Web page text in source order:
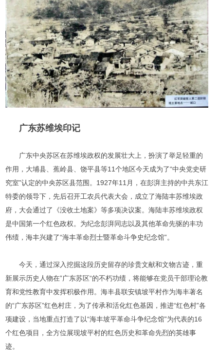
广东苏维埃印记
广东中央苏区在苏维埃政权的发展壮大上，扮演了举足轻重的
作用，大埔县、蕉岭县、饶平县等11个地区今天成为了“中央党史研
究室”认定的中央苏区县范围。1927年11月，在彭湃主持的中共东江
特委的领导下，先后召开工农兵代表大会，成立了海陆丰苏维埃政
府，大会通过了《没收土地案》等多项决议案。海陆丰苏维埃政权
是中国第一个红色政权。为纪念彭湃同志以及其他革命先驱的丰功
伟绩，海丰兴建了“海丰革命烈士暨革命斗争史纪念馆”。
今天，通过深入挖掘这段历史留存的珍贵文献和文物古迹，重
新展示历史人物在”广东苏区“的不朽功绩，将能够在党员干部理论教
育和党性教育中发挥积极作用。海丰县联安镇坡平村作为海丰著名
的“广东苏区”红色村庄，为了传承和活化红色基因，推进“红色村”各
项建设，当地重点打造了以“海丰坡平革命斗争纪念馆”为代表的16
个红色项目，全方位展现坡平村的红色历史和革命先烈的英雄事
迹。